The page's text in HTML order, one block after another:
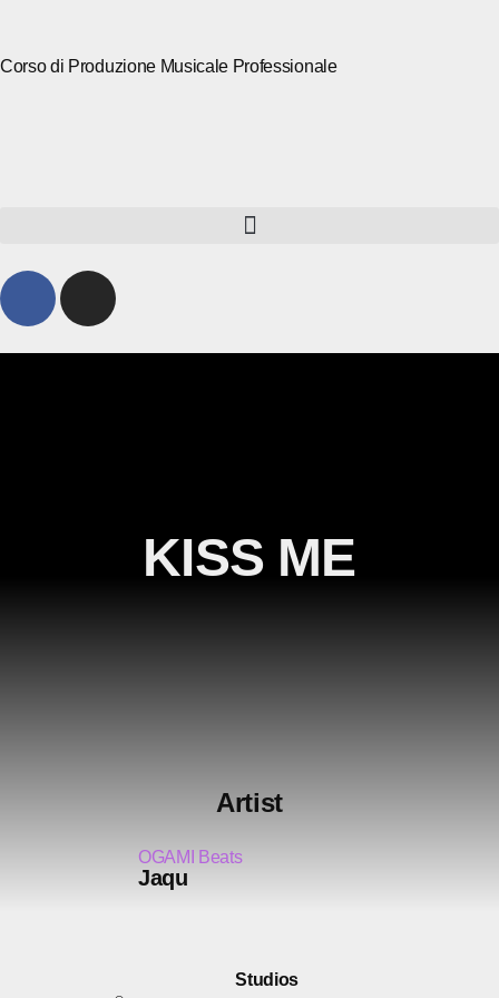
Corso di Produzione Musicale Professionale
KISS ME
Artist
OGAMI Beats
Jaqu
Studios